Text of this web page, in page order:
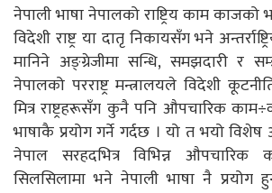
नेपाली भाषा नेपालको राष्ट्रिय काम काजको
विदेशी राष्ट्र या दातृ निकायसँग भने
मानिने अङ्ग्रेजीमा सन्धि, समझदारी र
नेपालको परराष्ट्र मन्त्रालयले विदेशी
मित्र राष्ट्रहरूसँग कुनै पनि औपचारिक
भाषाकै प्रयोग गर्ने गर्दछ । यो त भयो
नेपाल सरहदभित्र विभिन्न औपचारिक
सिलसिलामा भने नेपाली भाषा नै प्रयोग